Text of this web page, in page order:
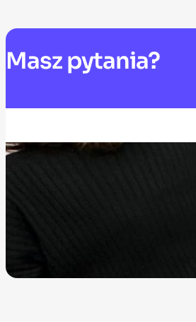
Masz pytania?